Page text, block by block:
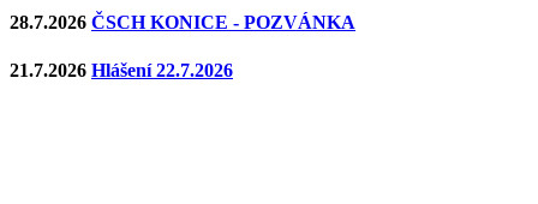
28.7.2026 ČSCH KONICE - POZVÁNKA
21.7.2026 Hlášení 22.7.2026